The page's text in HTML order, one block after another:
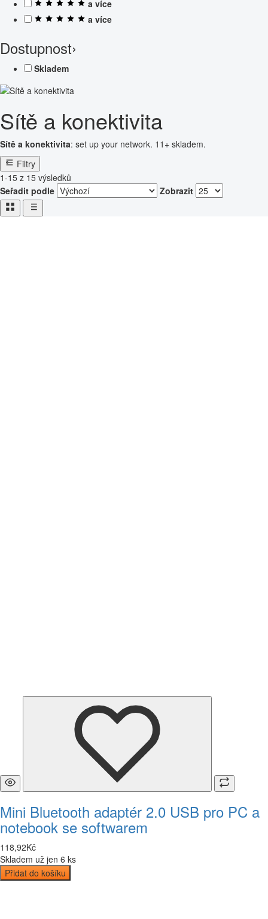
a více
a více
Dostupnost›
Skladem
Sítě a konektivita
Sítě a konektivita: set up your network. 11+ skladem.
Filtry
1-15 z 15 výsledků
Seřadit podle
Zobrazit
Mini Bluetooth adaptér 2.0 USB pro PC a
notebook se softwarem
118,92Kč
Skladem už jen 6 ks
Přidat do košíku